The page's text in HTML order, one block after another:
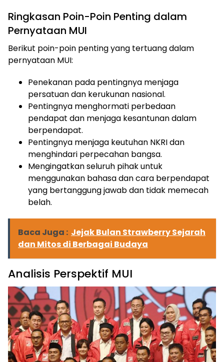
Ringkasan Poin-Poin Penting dalam
Pernyataan MUI
Berikut poin-poin penting yang tertuang dalam
pernyataan MUI:
Penekanan pada pentingnya menjaga
persatuan dan kerukunan nasional.
Pentingnya menghormati perbedaan
pendapat dan menjaga kesantunan dalam
berpendapat.
Pentingnya menjaga keutuhan NKRI dan
menghindari perpecahan bangsa.
Mengingatkan seluruh pihak untuk
menggunakan bahasa dan cara berpendapat
yang bertanggung jawab dan tidak memecah
belah.
Baca Juga : Jejak Bulan Strawberry Sejarah
dan Mitos di Berbagai Budaya
Analisis Perspektif MUI